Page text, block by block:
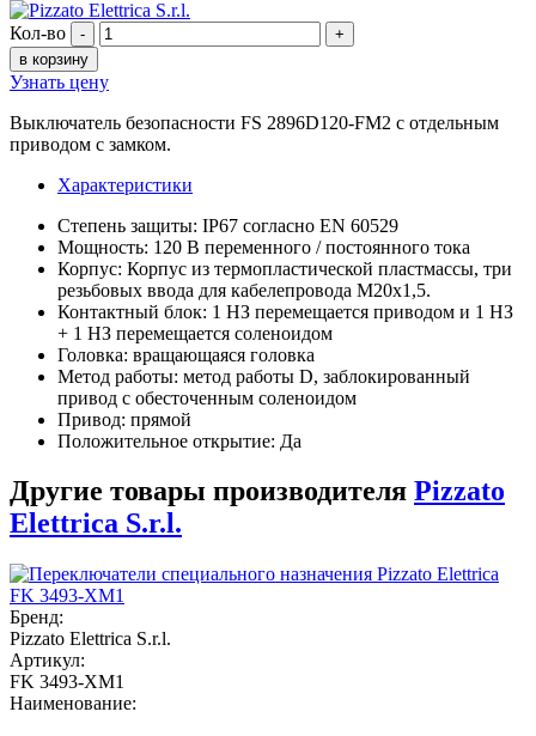
Кол-во -
+
в корзину
Узнать цену
Выключатель безопасности FS 2896D120-FM2 с отдельным
приводом с замком.
Характеристики
Степень защиты: IP67 согласно EN 60529
Мощность: 120 В переменного / постоянного тока
Корпус: Корпус из термопластической пластмассы, три
резьбовых ввода для кабелепровода M20x1,5.
Контактный блок: 1 НЗ перемещается приводом и 1 НЗ
+ 1 НЗ перемещается соленоидом
Головка: вращающаяся головка
Метод работы: метод работы D, заблокированный
привод с обесточенным соленоидом
Привод: прямой
Положительное открытие: Да
Другие товары производителя Pizzato
Elettrica S.r.l.
Бренд:
Pizzato Elettrica S.r.l.
Артикул:
FK 3493-XM1
Наименование: